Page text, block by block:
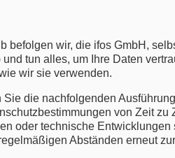
befolgen wir, die ifos GmbH,
tun alles, um Ihre Daten
wir sie verwenden.
die nachfolgenden
von Zeit
oder technische
Abständen erneut